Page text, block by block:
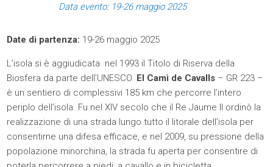
Data evento: 19-26 maggio 2025
Date di partenza: 19-26 maggio 2025
L’isola si è aggiudicata nel 1993 il Titolo di Riserva della
Biosfera da parte dell’UNESCO. El Camì de Cavalls – GR 223 –
è un sentiero di complessivi 185 km che percorre l’intero
periplo dell’isola. Fu nel XIV secolo che il Re Jaume II ordinò la
realizzazione di una strada lungo tutto il litorale dell’isola per
consentirne una difesa efficace, e nel 2009, su pressione della
popolazione minorchina, la strada fu aperta per consentire di